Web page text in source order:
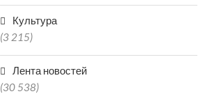
Культура
(3 215)
Лента новостей
(30 538)